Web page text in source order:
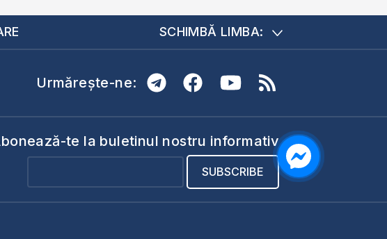
SCHIMBĂ LIMBA:
Urmărește-ne:
te la buletinul nostru informativ